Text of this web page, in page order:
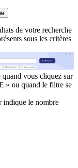
de votre recherche
sous les critères
quand vous cliquez sur
ou quand le filtre se
indique le nombre